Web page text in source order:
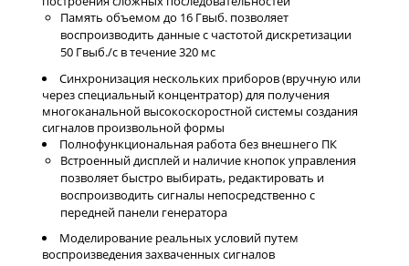
Память объемом до 16 Гвыб. позволяет
воспроизводить данные с частотой дискретизации
50 Гвыб./с в течение 320 мс
Синхронизация нескольких приборов (вручную или
через специальный концентратор) для получения
многоканальной высокоскоростной системы создания
сигналов произвольной формы
Полнофункциональная работа без внешнего ПК
Встроенный дисплей и наличие кнопок управления
позволяет быстро выбирать, редактировать и
воспроизводить сигналы непосредственно с
передней панели генератора
Моделирование реальных условий путем
воспроизведения захваченных сигналов